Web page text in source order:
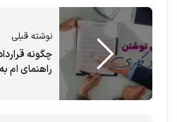
دیگری بگردند.
.
با مشاوره
نوشته قبلی
چگونه
راهنمای ام